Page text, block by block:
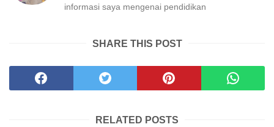
informasi saya mengenai pendidikan
SHARE THIS POST
RELATED POSTS